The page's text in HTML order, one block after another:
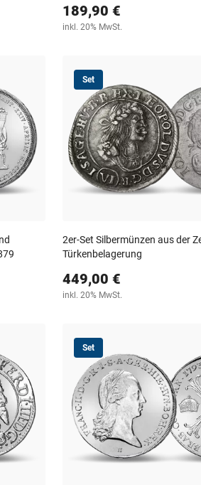
189,90 €
inkl. 20% MwSt.
Set
2er-Set Silbermünzen aus der
Türkenbelagerung
449,00 €
inkl. 20% MwSt.
Set